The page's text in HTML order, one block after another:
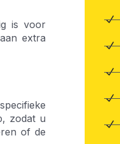
is voor
extra
zodat u
of de